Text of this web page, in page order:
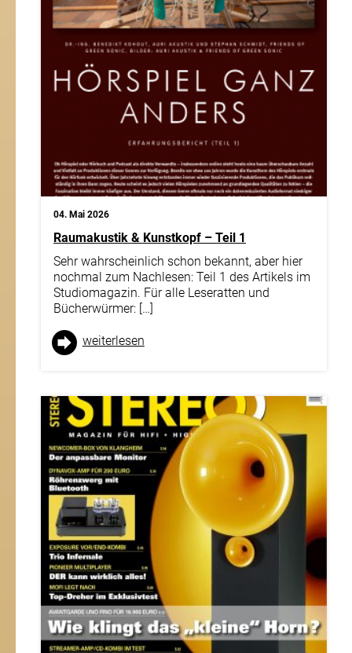
04. Mai 2026
Raumakustik & Kunstkopf – Teil 1
Sehr wahrscheinlich schon bekannt, aber hier
nochmal zum Nachlesen: Teil 1 des Artikels im
Studiomagazin. Für alle Leseratten und
Bücherwürmer: […]
weiter­lesen